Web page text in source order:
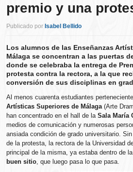
premio y una
Publicado por Isabel Bellido
Los alumnos de las Enseñanzas
Málaga se concentran a las puertas
donde se celebraba la entrega de
protesta contra la rectora, a la que
conversión de sus disciplinas en
Al menos cuarenta estudiantes
Artísticas Superiores de Málaga(Arte
han concentrado en el hall de laSala María
medios de comunicación y numerosas
ansiada condición de grado universitario.
de la protesta, la rectora de la Universidad
principal de la misma, ya estaba dentro de
buen sitio, que luego pasa lo que pasa.